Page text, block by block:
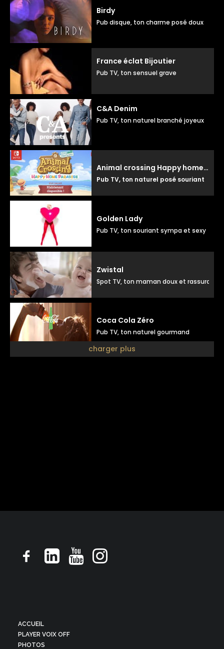
Birdy
Pub disque, ton charme posé doux
France éclat Bijoutier
Pub TV, ton sensuel grave
C&A Denim
Pub TV, ton naturel branché joyeux
Animal crossing Happy home paradise
Pub TV, ton naturel posé souriant
Golden Lady
Pub TV, ton souriant sympa et sexy
Zwistal
Spot TV, ton maman doux et rassurant
Coca Cola Zéro
Pub TV, ton naturel gourmand
charger plus
ACCUEIL
PLAYER VOIX OFF
PHOTOS